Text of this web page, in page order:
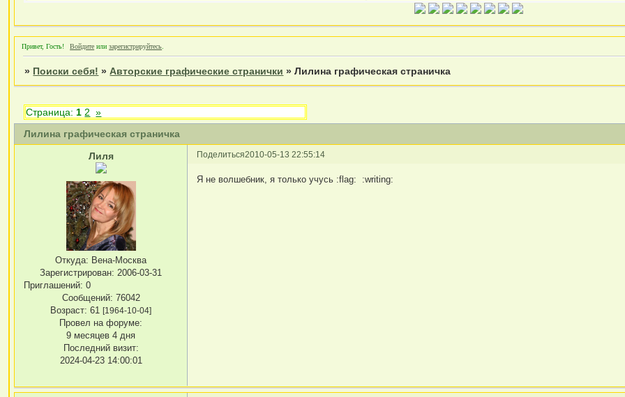
Привет, Гость! Войдите илизарегистрируйтесь
» Поиски себя! »Авторские графические странички »Лилина графическая страничка
Лилина графическая страничка
Страница: 1 2 »
Поделиться2010-05-13 22:55:14
Лиля
Откуда: Вена-Москва
Зарегистрирован: 2006-03-31
Приглашений: 0
Сообщений: 76042
Возраст: 61[1964-10-04]
Провел на форуме:
9 месяцев 4 дня
Последний визит:
2024-04-23 14:00:01
Я не волшебник, я только учусь :flag: :writing: